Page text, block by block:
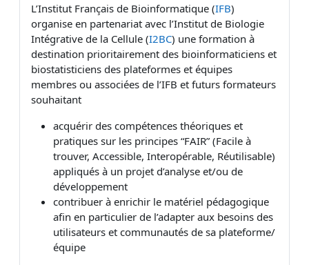
L’Institut Français de Bioinformatique (IFB)
organise en partenariat avec l’Institut de Biologie
Intégrative de la Cellule (I2BC) une formation à
destination prioritairement des bioinformaticiens et
biostatisticiens des plateformes et équipes
membres ou associées de l’IFB et futurs formateurs
souhaitant
acquérir des compétences théoriques et
pratiques sur les principes “FAIR” (Facile à
trouver, Accessible, Interopérable, Réutilisable)
appliqués à un projet d’analyse et/ou de
développement
contribuer à enrichir le matériel pédagogique
afin en particulier de l’adapter aux besoins des
utilisateurs et communautés de sa plateforme/
équipe